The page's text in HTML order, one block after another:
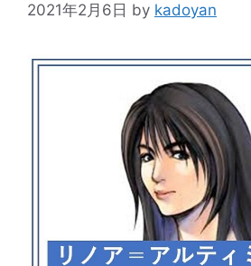
2021年2月6日 by kadoyan